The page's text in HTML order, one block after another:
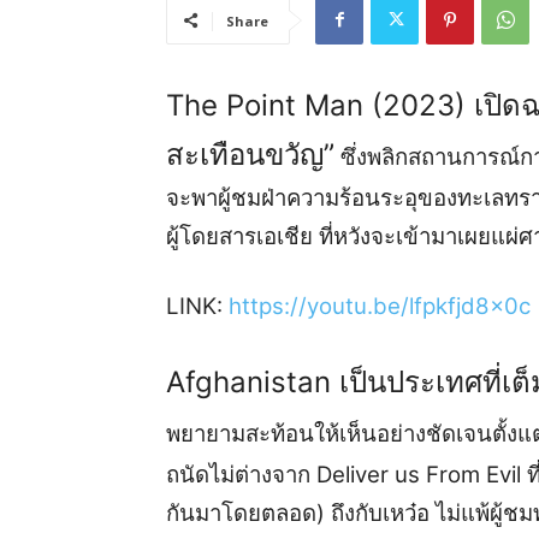
Share
The Point Man (2023) เปิด
สะเทือนขวัญ” ซึ่งพลิกสถานการณ์ก
จะพาผู้ชมฝ่าความร้อนระอุของทะเลทร
ผู้โดยสารเอเชีย ที่หวังจะเข้ามาเผยแผ่
LINK: https://youtu.be/lfpkfjd8x0c
Afghanistan เป็นประเทศที่เ
พยายามสะท้อนให้เห็นอย่างชัดเจนตั้ง
ถนัดไม่ต่างจาก Deliver us From Evil
กันมาโดยตลอด) ถึงกับเหว๋อ ไม่แพ้ผู้ช